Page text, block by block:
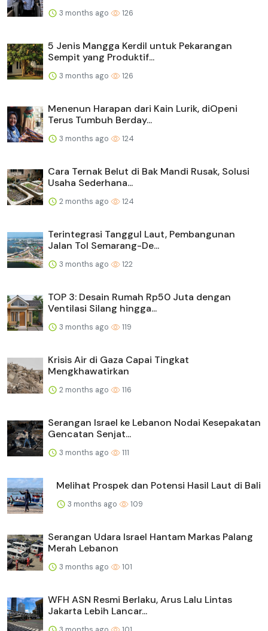
3 months ago 126
5 Jenis Mangga Kerdil untuk Pekarangan
Sempit yang Produktif...
3 months ago 126
Menenun Harapan dari Kain Lurik, diOpeni
Terus Tumbuh Berday...
3 months ago 124
Cara Ternak Belut di Bak Mandi Rusak, Solusi
Usaha Sederhana...
2 months ago 124
Terintegrasi Tanggul Laut, Pembangunan
Jalan Tol Semarang-De...
3 months ago 122
TOP 3: Desain Rumah Rp50 Juta dengan
Ventilasi Silang hingga...
3 months ago 119
Krisis Air di Gaza Capai Tingkat
Mengkhawatirkan
2 months ago 116
Serangan Israel ke Lebanon Nodai Kesepakatan
Gencatan Senjat...
3 months ago 111
Melihat Prospek dan Potensi Hasil Laut di Bali
3 months ago 109
Serangan Udara Israel Hantam Markas Palang
Merah Lebanon
3 months ago 101
WFH ASN Resmi Berlaku, Arus Lalu Lintas
Jakarta Lebih Lancar...